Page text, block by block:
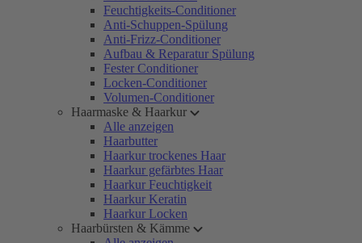
Feuchtigkeits-Conditioner
Anti-Schuppen-Spülung
Anti-Frizz-Conditioner
Aufbau & Reparatur Spülung
Fester Conditioner
Locken-Conditioner
Volumen-Conditioner
Haarmaske & Haarkur
Alle anzeigen
Haarbutter
Haarkur trockenes Haar
Haarkur gefärbtes Haar
Haarkur Feuchtigkeit
Haarkur Keratin
Haarkur Locken
Haarbürsten & Kämme